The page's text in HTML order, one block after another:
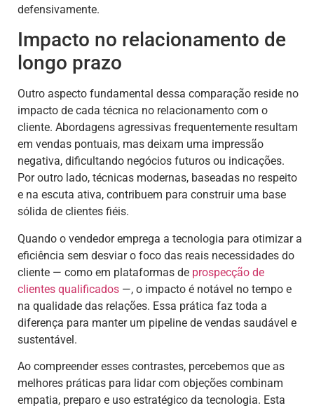
defensivamente.
Impacto no relacionamento de
longo prazo
Outro aspecto fundamental dessa comparação reside no
impacto de cada técnica no relacionamento com o
cliente. Abordagens agressivas frequentemente resultam
em vendas pontuais, mas deixam uma impressão
negativa, dificultando negócios futuros ou indicações.
Por outro lado, técnicas modernas, baseadas no respeito
e na escuta ativa, contribuem para construir uma base
sólida de clientes fiéis.
Quando o vendedor emprega a tecnologia para otimizar a
eficiência sem desviar o foco das reais necessidades do
cliente — como em plataformas de prospecção de
clientes qualificados —, o impacto é notável no tempo e
na qualidade das relações. Essa prática faz toda a
diferença para manter um pipeline de vendas saudável e
sustentável.
Ao compreender esses contrastes, percebemos que as
melhores práticas para lidar com objeções combinam
empatia, preparo e uso estratégico da tecnologia. Esta